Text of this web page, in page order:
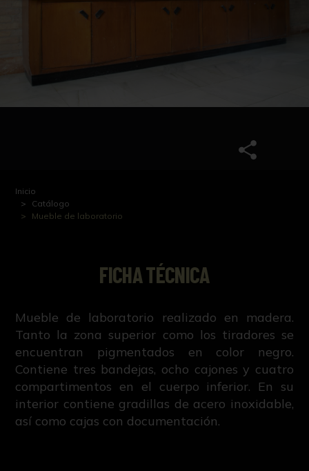
Inicio
Catálogo
Mueble de laboratorio
FICHA TÉCNICA
Mueble de laboratorio realizado en madera.
Tanto la zona superior como los tiradores se
encuentran pigmentados en color negro.
Contiene tres bandejas, ocho cajones y cuatro
compartimentos en el cuerpo inferior. En su
interior contiene gradillas de acero inoxidable,
así como cajas con documentación.